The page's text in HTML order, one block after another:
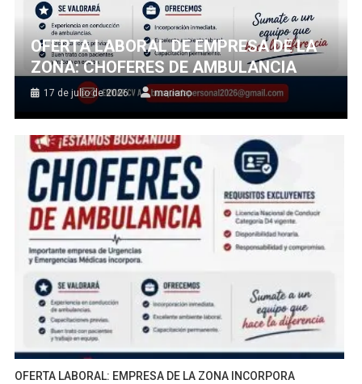
OFERTA LABORAL DE EMPRESA DE LA
ZONA: CHOFERES DE AMBULANCIA
17 de julio de 2026 mariano
OFERTA LABORAL: EMPRESA DE LA ZONA INCORPORA